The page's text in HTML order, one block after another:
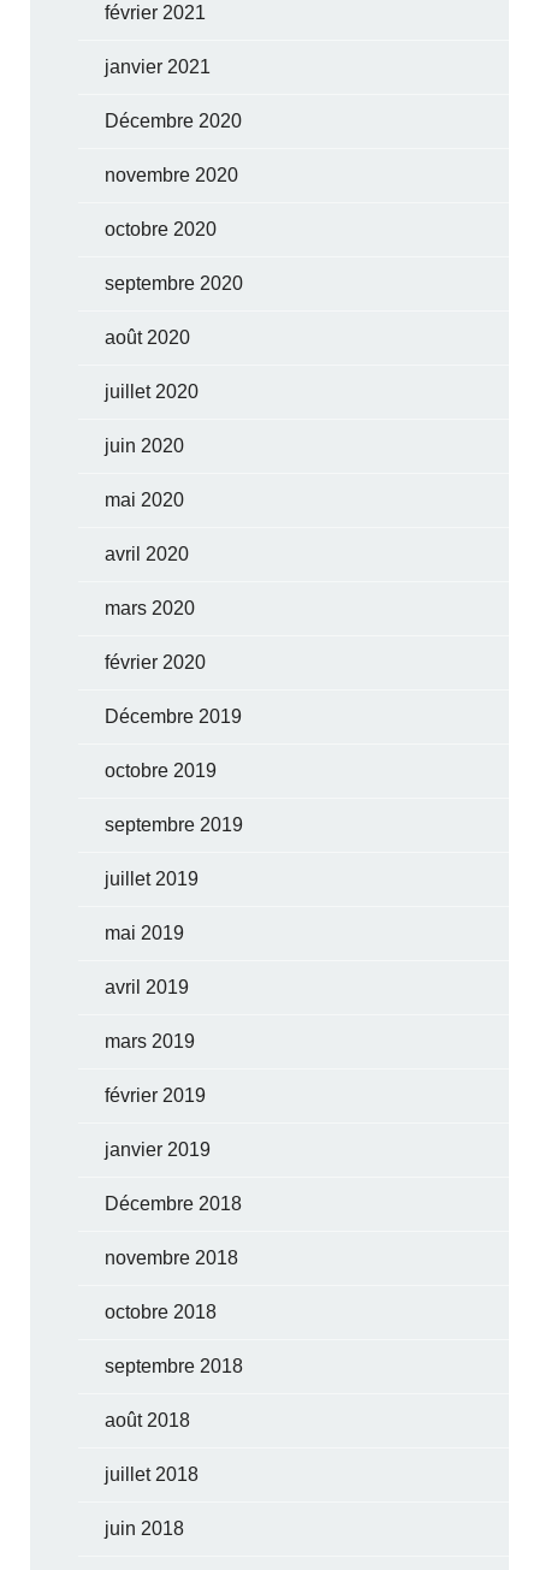
février 2021
janvier 2021
Décembre 2020
novembre 2020
octobre 2020
septembre 2020
août 2020
juillet 2020
juin 2020
mai 2020
avril 2020
mars 2020
février 2020
Décembre 2019
octobre 2019
septembre 2019
juillet 2019
mai 2019
avril 2019
mars 2019
février 2019
janvier 2019
Décembre 2018
novembre 2018
octobre 2018
septembre 2018
août 2018
juillet 2018
juin 2018